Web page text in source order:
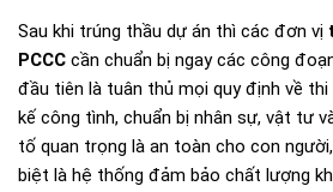
Sau khi trúng thầu dự án thì các đơn vị
PCCC cần chuẩn bị ngay các công
đầu tiên là tuân thủ mọi quy định về
kế công tình, chuẩn bị nhân sự, vật tư
tố quan trọng là an toàn cho con
biệt là hệ thống đảm bảo chất lượng